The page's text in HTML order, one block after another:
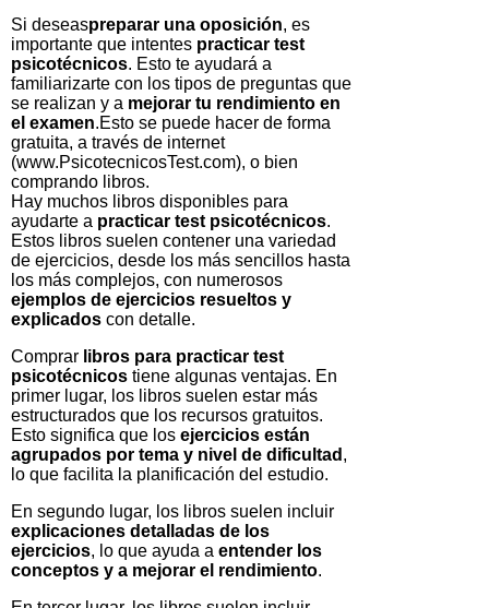
Si deseaspreparar una oposición, es
importante que intentes practicar test
psicotécnicos. Esto te ayudará a
familiarizarte con los tipos de preguntas que
se realizan y a mejorar tu rendimiento en
el examen.Esto se puede hacer de forma
gratuita, a través de internet
(www.PsicotecnicosTest.com), o bien
comprando libros.
Hay muchos libros disponibles para
ayudarte a practicar test psicotécnicos.
Estos libros suelen contener una variedad
de ejercicios, desde los más sencillos hasta
los más complejos, con numerosos
ejemplos de ejercicios resueltos y
explicados con detalle.
Comprar libros para practicar test
psicotécnicos tiene algunas ventajas. En
primer lugar, los libros suelen estar más
estructurados que los recursos gratuitos.
Esto significa que los ejercicios están
agrupados por tema y nivel de dificultad ,
lo que facilita la planificación del estudio.
En segundo lugar, los libros suelen incluir
explicaciones detalladas de los
ejercicios, lo que ayuda a entender los
conceptos y a mejorar el rendimiento.